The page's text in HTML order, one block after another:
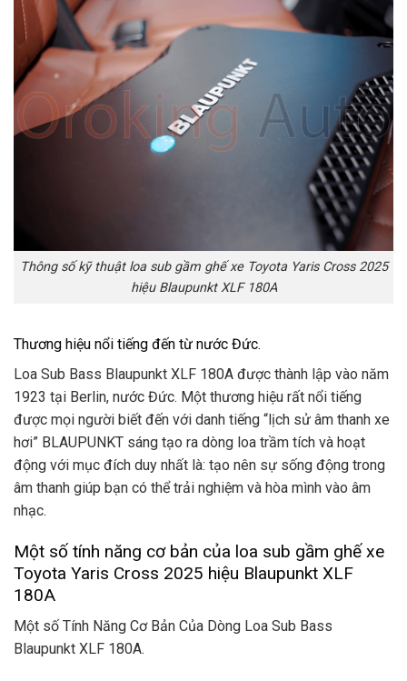
Thông số kỹ thuật loa sub gầm ghế xe Toyota Yaris Cross 2025
hiệu Blaupunkt XLF 180A
Thương hiệu nổi tiếng đến từ nước Đức.
Loa Sub Bass Blaupunkt XLF 180A được thành lập vào năm
1923 tại Berlin, nước Đức. Một thương hiệu rất nổi tiếng
được mọi người biết đến với danh tiếng “lịch sử âm thanh xe
hơi” BLAUPUNKT sáng tạo ra dòng loa trầm tích và hoạt
động với mục đích duy nhất là: tạo nên sự sống động trong
âm thanh giúp bạn có thể trải nghiệm và hòa mình vào âm
nhạc.
Một số tính năng cơ bản của loa sub gầm ghế xe
Toyota Yaris Cross 2025 hiệu Blaupunkt XLF
180A
Một số Tính Năng Cơ Bản Của Dòng Loa Sub Bass
Blaupunkt XLF 180A.